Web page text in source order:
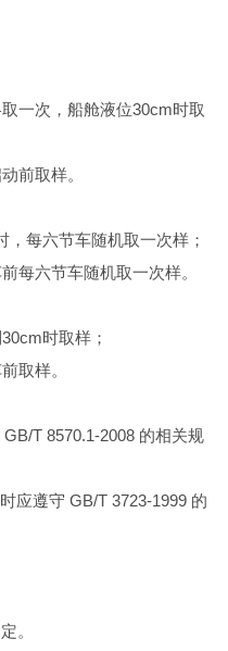
一次，船舱液位30cm时取
前取样。
每六节车随机取一次样；
每六节车随机取一次样。
时取样；
取样。
T 8570.1-2008 的相关规
应遵守 GB/T 3723-1999 的
。